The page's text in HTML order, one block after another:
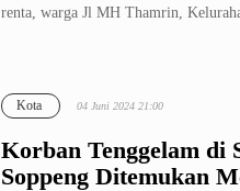
renta, warga Jl MH Thamrin,
Korban Tenggelam di
Soppeng Ditemukan
Kota 04 Juni 2024 21:00